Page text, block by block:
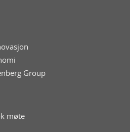
Group
møte